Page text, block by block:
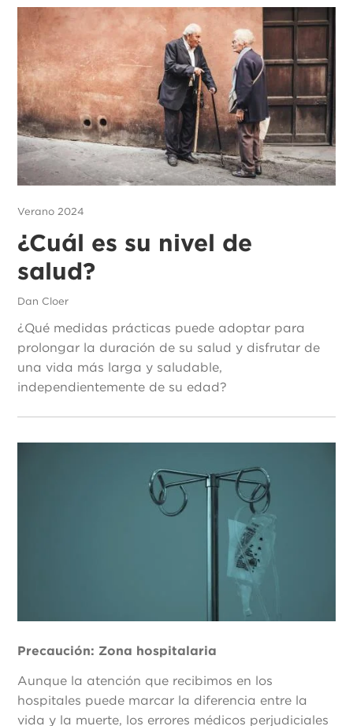
Verano 2024
¿Cuál es su nivel de
salud?
Dan Cloer
¿Qué medidas prácticas puede adoptar para
prolongar la duración de su salud y disfrutar de
una vida más larga y saludable,
independientemente de su edad?
Precaución: Zona hospitalaria
Aunque la atención que recibimos en los
hospitales puede marcar la diferencia entre la
vida y la muerte, los errores médicos perjudiciales